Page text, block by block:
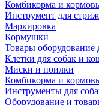
Комбикорма и
Инструмент для
Маркировка
Кормушки
Товары оборудование
Клетки для собак и
Миски и поилки
Комбикорма и
Инструменты для
Оборудование и